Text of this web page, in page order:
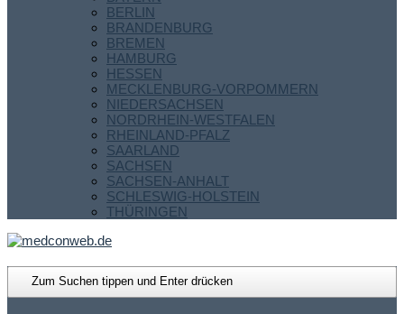
BERLIN
BRANDENBURG
BREMEN
HAMBURG
HESSEN
MECKLENBURG-VORPOMMERN
NIEDERSACHSEN
NORDRHEIN-WESTFALEN
RHEINLAND-PFALZ
SAARLAND
SACHSEN
SACHSEN-ANHALT
SCHLESWIG-HOLSTEIN
THÜRINGEN